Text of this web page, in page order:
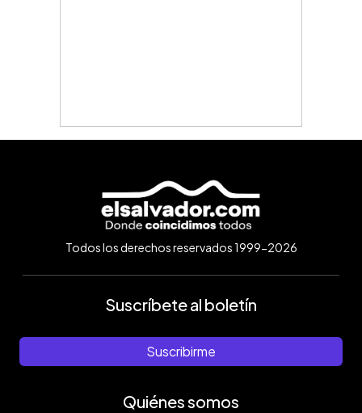
Todos los derechos reservados 1999-2026
Suscríbete al boletín
Suscribirme
Quiénes somos